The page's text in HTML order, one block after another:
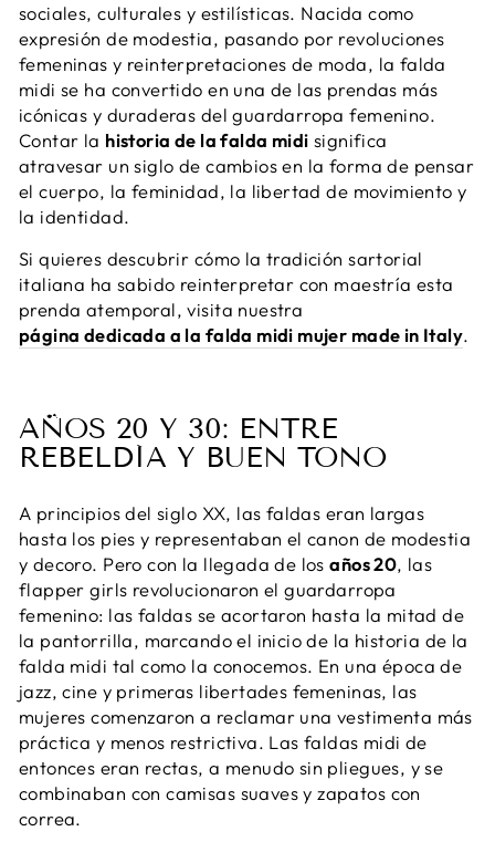
sociales, culturales y estilísticas. Nacida como
expresión de modestia, pasando por revoluciones
femeninas y reinterpretaciones de moda, la falda
midi se ha convertido en una de las prendas más
icónicas y duraderas del guardarropa femenino.
Contar la historia de la falda midi significa
atravesar un siglo de cambios en la forma de pensar
el cuerpo, la feminidad, la libertad de movimiento y
la identidad.
Si quieres descubrir cómo la tradición sartorial
italiana ha sabido reinterpretar con maestría esta
prenda atemporal, visita nuestra
página dedicada a la falda midi mujer made in Italy.
AÑOS 20 Y 30: ENTRE
REBELDÍA Y BUEN TONO
A principios del siglo XX, las faldas eran largas
hasta los pies y representaban el canon de modestia
y decoro. Pero con la llegada de losaños 20, las
flapper girls revolucionaron el guardarropa
femenino: las faldas se acortaron hasta la mitad de
la pantorrilla, marcando el inicio de la historia de la
falda midi tal como la conocemos. En una época de
jazz, cine y primeras libertades femeninas, las
mujeres comenzaron a reclamar una vestimenta más
práctica y menos restrictiva. Las faldas midi de
entonces eran rectas, a menudo sin pliegues, y se
combinaban con camisas suaves y zapatos con
correa.